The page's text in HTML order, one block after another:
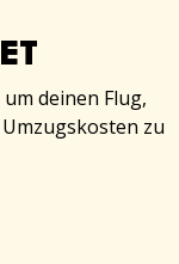
deinen Flug,
zu